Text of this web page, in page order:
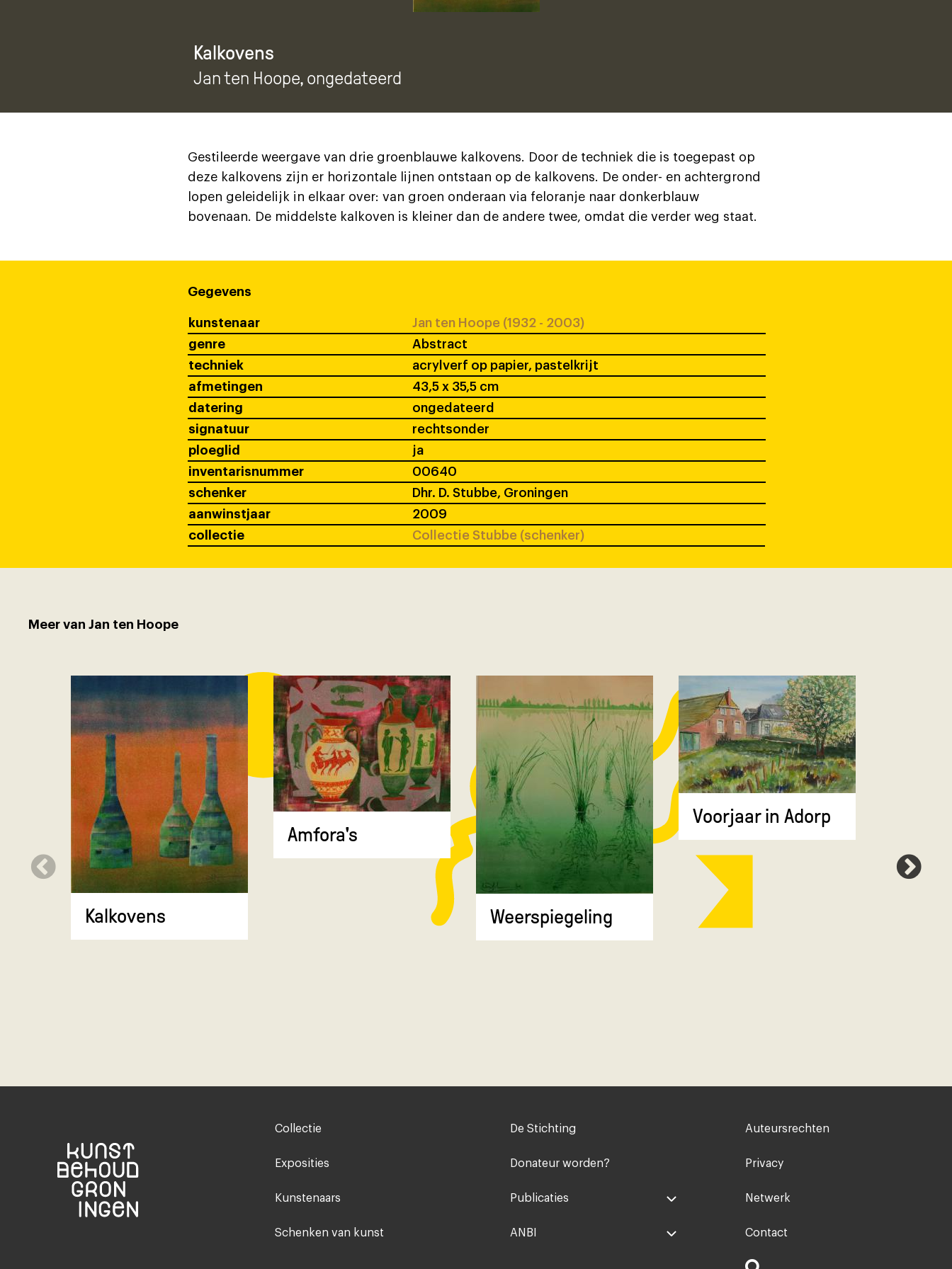
Kalkovens
Jan ten Hoope, ongedateerd
Gestileerde weergave van drie groenblauwe kalkovens. Door de techniek die is toegepast op
deze kalkovens zijn er horizontale lijnen ontstaan op de kalkovens. De onder- en achtergrond
lopen geleidelijk in elkaar over: van groen onderaan via feloranje naar donkerblauw
bovenaan. De middelste kalkoven is kleiner dan de andere twee, omdat die verder weg staat.
Gegevens
kunstenaar
Jan ten Hoope (1932 - 2003)
genre
Abstract
techniek
acrylverf op papier, pastelkrijt
afmetingen
43,5 x 35,5 cm
datering
ongedateerd
signatuur
rechtsonder
ploeglid
ja
inventarisnummer
00640
schenker
Dhr. D. Stubbe, Groningen
aanwinstjaar
2009
collectie
Collectie Stubbe (schenker)
Meer van Jan ten Hoope
Kalkovens
Amfora's
Weerspiegeling
Voorjaar in Adorp
Footer-
Collectie
Exposities
Kunstenaars
Schenken van kunst
Voet
De Stichting
Donateur worden?
Publicaties
ANBI
Voet
Auteursrechten
Privacy
Netwerk
Contact